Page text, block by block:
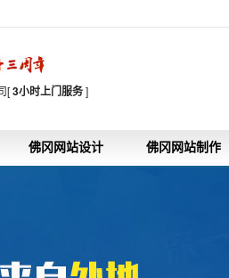
[3小时上门服务]
佛冈网站设计 佛冈网站制作